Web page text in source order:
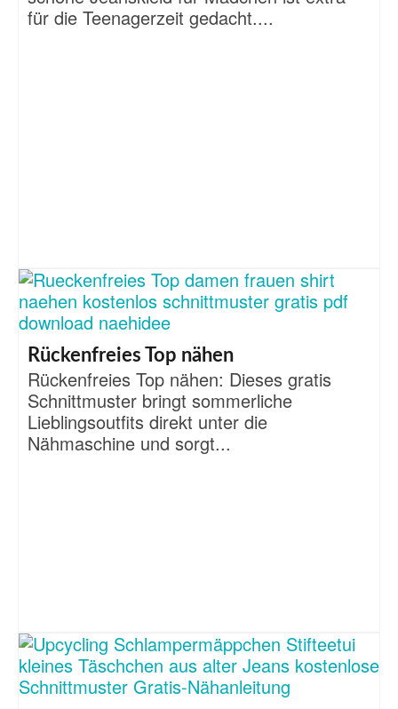
für die Teenagerzeit gedacht....
Rückenfreies Top nähen
Rückenfreies Top nähen: Dieses gratis
Schnittmuster bringt sommerliche
Lieblingsoutfits direkt unter die
Nähmaschine und sorgt...